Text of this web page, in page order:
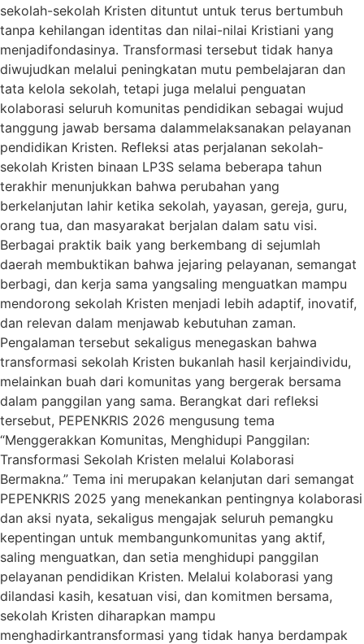
sekolah-sekolah Kristen dituntut untuk terus bertumbuh
tanpa kehilangan identitas dan nilai-nilai Kristiani yang
menjadifondasinya. Transformasi tersebut tidak hanya
diwujudkan melalui peningkatan mutu pembelajaran dan
tata kelola sekolah, tetapi juga melalui penguatan
kolaborasi seluruh komunitas pendidikan sebagai wujud
tanggung jawab bersama dalammelaksanakan pelayanan
pendidikan Kristen. Refleksi atas perjalanan sekolah-
sekolah Kristen binaan LP3S selama beberapa tahun
terakhir menunjukkan bahwa perubahan yang
berkelanjutan lahir ketika sekolah, yayasan, gereja, guru,
orang tua, dan masyarakat berjalan dalam satu visi.
Berbagai praktik baik yang berkembang di sejumlah
daerah membuktikan bahwa jejaring pelayanan, semangat
berbagi, dan kerja sama yangsaling menguatkan mampu
mendorong sekolah Kristen menjadi lebih adaptif, inovatif,
dan relevan dalam menjawab kebutuhan zaman.
Pengalaman tersebut sekaligus menegaskan bahwa
transformasi sekolah Kristen bukanlah hasil kerjaindividu,
melainkan buah dari komunitas yang bergerak bersama
dalam panggilan yang sama. Berangkat dari refleksi
tersebut, PEPENKRIS 2026 mengusung tema
“Menggerakkan Komunitas, Menghidupi Panggilan:
Transformasi Sekolah Kristen melalui Kolaborasi
Bermakna.” Tema ini merupakan kelanjutan dari semangat
PEPENKRIS 2025 yang menekankan pentingnya kolaborasi
dan aksi nyata, sekaligus mengajak seluruh pemangku
kepentingan untuk membangunkomunitas yang aktif,
saling menguatkan, dan setia menghidupi panggilan
pelayanan pendidikan Kristen. Melalui kolaborasi yang
dilandasi kasih, kesatuan visi, dan komitmen bersama,
sekolah Kristen diharapkan mampu
menghadirkantransformasi yang tidak hanya berdampak